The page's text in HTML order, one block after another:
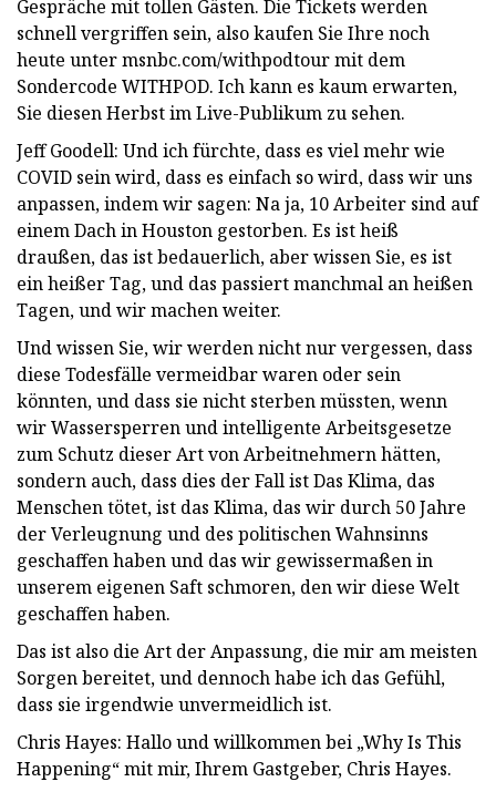
Gespräche mit tollen Gästen. Die Tickets werden
schnell vergriffen sein, also kaufen Sie Ihre noch
heute unter msnbc.com/withpodtour mit dem
Sondercode WITHPOD. Ich kann es kaum erwarten,
Sie diesen Herbst im Live-Publikum zu sehen.
Jeff Goodell: Und ich fürchte, dass es viel mehr wie
COVID sein wird, dass es einfach so wird, dass wir uns
anpassen, indem wir sagen: Na ja, 10 Arbeiter sind auf
einem Dach in Houston gestorben. Es ist heiß
draußen, das ist bedauerlich, aber wissen Sie, es ist
ein heißer Tag, und das passiert manchmal an heißen
Tagen, und wir machen weiter.
Und wissen Sie, wir werden nicht nur vergessen, dass
diese Todesfälle vermeidbar waren oder sein
könnten, und dass sie nicht sterben müssten, wenn
wir Wassersperren und intelligente Arbeitsgesetze
zum Schutz dieser Art von Arbeitnehmern hätten,
sondern auch, dass dies der Fall ist Das Klima, das
Menschen tötet, ist das Klima, das wir durch 50 Jahre
der Verleugnung und des politischen Wahnsinns
geschaffen haben und das wir gewissermaßen in
unserem eigenen Saft schmoren, den wir diese Welt
geschaffen haben.
Das ist also die Art der Anpassung, die mir am meisten
Sorgen bereitet, und dennoch habe ich das Gefühl,
dass sie irgendwie unvermeidlich ist.
Chris Hayes: Hallo und willkommen bei „Why Is This
Happening“ mit mir, Ihrem Gastgeber, Chris Hayes.